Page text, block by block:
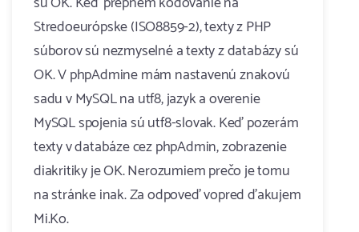
Stredoeurópske (ISO8859-2), texty z PHP
súborov sú nezmyselné a texty z databázy sú
OK. V phpAdmine mám nastavenú znakovú
sadu v MySQL na utf8, jazyk a overenie
MySQL spojenia sú utf8-slovak. Keď pozerám
texty v databáze cez phpAdmin, zobrazenie
diakritiky je OK. Nerozumiem prečo je tomu
na stránke inak. Za odpoveď vopred ďakujem
Mi.Ko.